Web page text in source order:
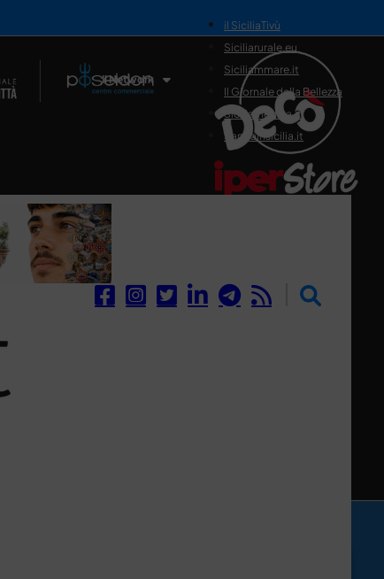
Il Network
il SiciliaTivù
Siciliarurale.eu
Siciliammare.it
Il Giornale della Bellezza
Siciliamedica.it
Sanitainsicilia.it